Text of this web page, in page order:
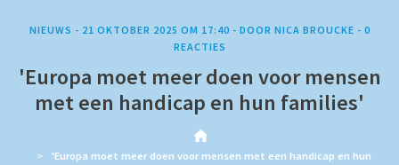
NIEUWS - 21 OKTOBER 2025 OM 17:40 - DOOR NICA BROUCKE - 0
REACTIES
'Europa moet meer doen voor mensen
met een handicap en hun families'
'Europa moet meer doen voor mensen met een handicap en hun